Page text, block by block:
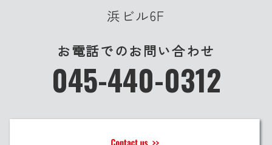
浜ビル6F
お電話でのお問い合わせ
045-440-0312